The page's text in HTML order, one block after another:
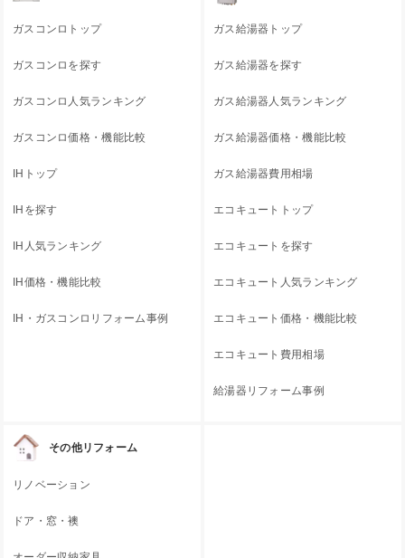
ガスコンロトップ
ガスコンロを探す
ガスコンロ人気ランキング
ガスコンロ価格・機能比較
IHトップ
IHを探す
IH人気ランキング
IH価格・機能比較
IH・ガスコンロリフォーム事例
ガス給湯器トップ
ガス給湯器を探す
ガス給湯器人気ランキング
ガス給湯器価格・機能比較
ガス給湯器費用相場
エコキュートトップ
エコキュートを探す
エコキュート人気ランキング
エコキュート価格・機能比較
エコキュート費用相場
給湯器リフォーム事例
その他リフォーム
リノベーション
ドア・窓・襖